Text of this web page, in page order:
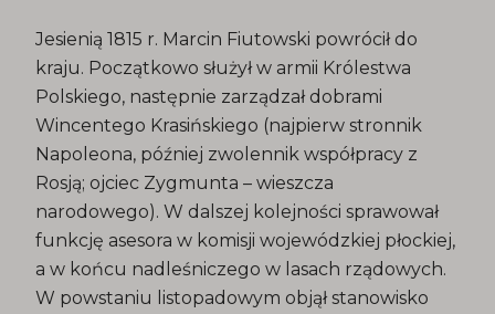
Jesienią 1815 r. Marcin Fiutowski powrócił do
kraju. Początkowo służył w armii Królestwa
Polskiego, następnie zarządzał dobrami
Wincentego Krasińskiego (najpierw stronnik
Napoleona, później zwolennik współpracy z
Rosją; ojciec Zygmunta – wieszcza
narodowego). W dalszej kolejności sprawował
funkcję asesora w komisji wojewódzkiej płockiej,
a w końcu nadleśniczego w lasach rządowych.
W powstaniu listopadowym objął stanowisko